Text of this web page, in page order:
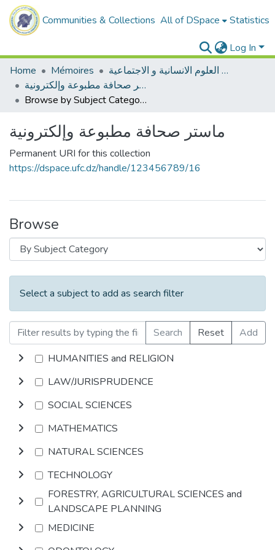
Communities & Collections All of DSpace Statistics
Log In
Home
Mémoires
ميدان العلوم الانسانية و الاجتماعية
ماستر صحافة مطبوعة وإلكترونية
Browse by Subject Category
ماستر صحافة مطبوعة وإلكترونية
Permanent URI for this collection
https://dspace.ufc.dz/handle/123456789/16
Browse
Select a subject to add as search filter
Search Reset
Add
HUMANITIES and RELIGION
LAW/JURISPRUDENCE
SOCIAL SCIENCES
MATHEMATICS
NATURAL SCIENCES
TECHNOLOGY
FORESTRY, AGRICULTURAL SCIENCES and
LANDSCAPE PLANNING
MEDICINE